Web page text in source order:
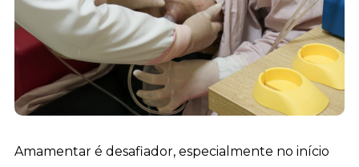
Amamentar é desafiador, especialmente no início